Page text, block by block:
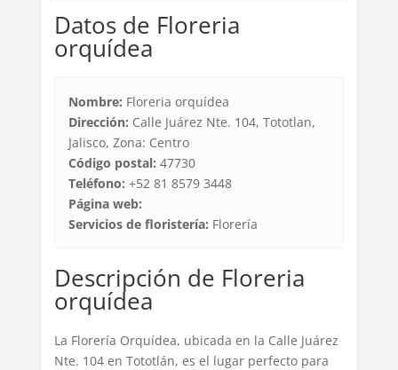
Datos de Floreria
orquídea
Nombre: Floreria orquídea
Dirección: Calle Juárez Nte. 104, Tototlan,
Jalisco, Zona: Centro
Código postal: 47730
Teléfono: +52 81 8579 3448
Página web:
Servicios de floristería: Florería
Descripción de Floreria
orquídea
La Florería Orquídea, ubicada en la Calle Juárez
Nte. 104 en Tototlán, es el lugar perfecto para